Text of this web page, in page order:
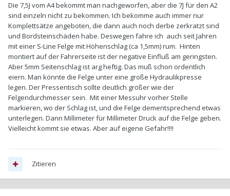
Die 7,5J vom A4 bekommt man nachgeworfen, aber die 7J für den A2
sind einzeln nicht zu bekommen. Ich bekomme auch immer nur
Komplettsätze angeboten, die dann auch noch derbe zerkratzt sind
und Bordsteinschäden habe. Deswegen fahre ich auch seit Jahren
mit einer S-Line Felge mit Höhenschlag (ca 1,5mm) rum. Hinten
montiert auf der Fahrerseite ist der negative Einfluß am geringsten.
Aber 5mm Seitenschlag ist arg heftig. Das muß schon ordentlich
eiern. Man könnte die Felge unter eine große Hydraulikpresse
legen. Der Pressentisch sollte deutlich größer wie der
Felgendurchmesser sein. Mit einer Messuhr vorher Stelle
markieren, wo der Schlag ist, und die Felge dementsprechend etwas
unterlegen. Dann Millimeter für Millimeter Druck auf die Felge geben.
Vielleicht kommt sie etwas. Aber auf eigene Gefahr!!!!
Zitieren